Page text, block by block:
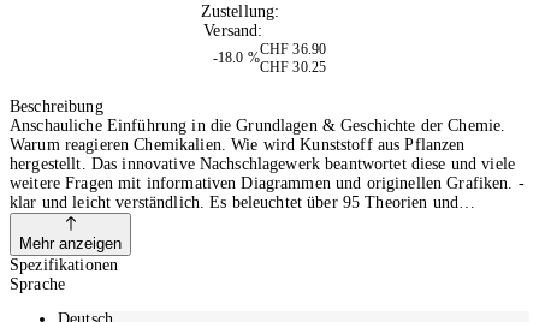
Zustellung:
Versand:
-18.0 %
CHF 36.90
CHF 30.25
Beschreibung
Anschauliche Einführung in die Grundlagen & Geschichte der Chemie.
Warum reagieren Chemikalien. Wie wird Kunststoff aus Pflanzen
hergestellt. Das innovative Nachschlagewerk beantwortet diese und viele
weitere Fragen mit informativen Diagrammen und originellen Grafiken. -
klar und leicht verständlich. Es beleuchtet über 95 Theorien und
bahnbrechende Entdeckungen der Chemie - von Antibiotika über
Düngemittel bis hin zur Erfindung von mRNA-Impfstoffen. Der neue
Titel aus der DK Erfolgsreihe „Big Ideas“. Das große Chemie-Buch zum
Nachschlagen - Grundlagen, Zusammenhänge & Biografien kurzweilig
und einfach aufbereitet:. Über 95 wichtige Meilensteine:. Dieses Buch
erzählt die Geschichte der Chemie und erläutert zentrale Theorien und
Mehr anzeigen
Spezifikationen
Sprache